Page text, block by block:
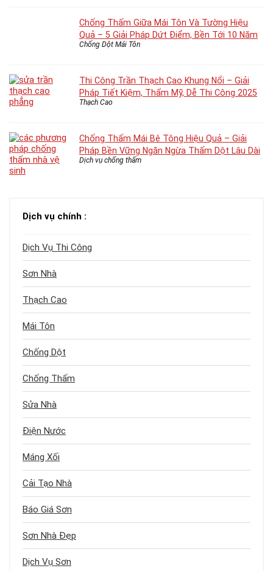
Chống Thấm Giữa Mái Tôn Và Tường Hiệu
Quả – 5 Giải Pháp Dứt Điểm, Bền Tới 10 Năm
Chống Dột Mái Tôn
Thi Công Trần Thạch Cao Khung Nổi – Giải
Pháp Tiết Kiệm, Thẩm Mỹ, Dễ Thi Công 2025
Thạch Cao
Chống Thấm Mái Bê Tông Hiệu Quả – Giải
Pháp Bền Vững Ngăn Ngừa Thấm Dột Lâu Dài
Dịch vụ chống thấm
Dịch vụ chính :
Dịch Vụ Thi Công
Sơn Nhà
Thạch Cao
Mái Tôn
Chống Dột
Chống Thấm
Sửa Nhà
Điện Nước
Máng Xối
Cải Tạo Nhà
Báo Giá Sơn
Sơn Nhà Đẹp
Dịch Vụ Sơn